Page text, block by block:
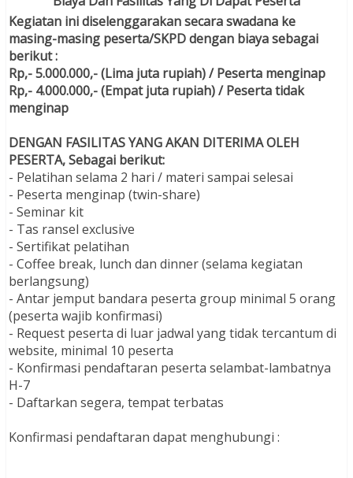
Kegiatan ini diselenggarakan secara swadana ke
masing-masing peserta/SKPD dengan biaya sebagai
berikut :
Rp,- 5.000.000,- (Lima juta rupiah) / Peserta menginap
Rp,- 4.000.000,- (Empat juta rupiah) / Peserta tidak
menginap
DENGAN FASILITAS YANG AKAN DITERIMA OLEH
PESERTA, Sebagai berikut:
- Pelatihan selama 2 hari / materi sampai selesai
- Peserta menginap (twin-share)
- Seminar kit
- Tas ransel exclusive
- Sertifikat pelatihan
- Coffee break, lunch dan dinner (selama kegiatan
berlangsung)
- Antar jemput bandara peserta group minimal 5 orang
(peserta wajib konfirmasi)
- Request peserta di luar jadwal yang tidak tercantum di
website, minimal 10 peserta
- Konfirmasi pendaftaran peserta selambat-lambatnya
H-7
- Daftarkan segera, tempat terbatas
Konfirmasi pendaftaran dapat menghubungi :